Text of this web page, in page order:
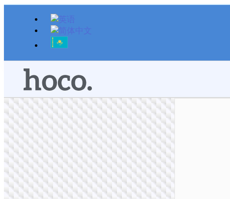
跳